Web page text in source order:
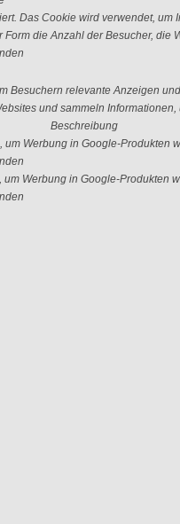
Das Cookie wird verwendet,
die Anzahl der Besucher,
Besuchern relevante Anzeigen
und sammeln
Beschreibung
Werbung in Google-Produkten
Werbung in Google-Produkten